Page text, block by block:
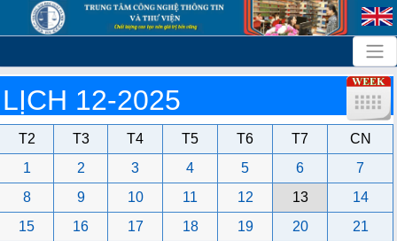
LỊCH 12-2025
T2 T3 T4 T5 T6 T7
CN
1
2 3 4 5 6
7
8
9 10 11 12 13
14
15
16 17 18 19 20
21